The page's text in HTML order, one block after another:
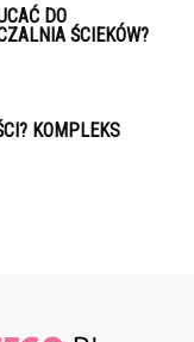
DO
ŚCIEKÓW?
KOMPLEKS